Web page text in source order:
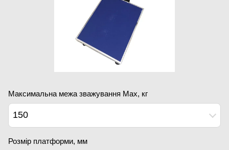
Максимальна межа зважування Мах, кг
150
Розмір платформи, мм